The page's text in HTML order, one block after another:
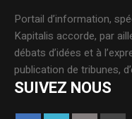
Portail d’information,
Kapitalis accorde, par
débats d’idées et à
publication de tribunes,
SUIVEZ NOUS